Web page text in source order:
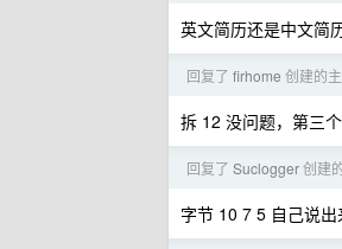
英文简历还是中文简
回复了 firhome 创建的
拆 12 没问题，第三
回复了 Suclogger创建
字节 10 7 5 自己说